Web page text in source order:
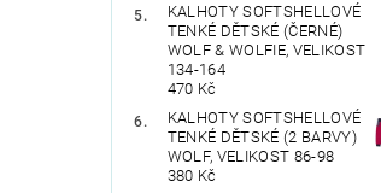
KALHOTY SOFTSHELLOVÉ
TENKÉ DĚTSKÉ (ČERNÉ)
WOLF & WOLFIE, VELIKOST
134-164
470 Kč
KALHOTY SOFTSHELLOVÉ
TENKÉ DĚTSKÉ (2 BARVY)
WOLF, VELIKOST 86-98
380 Kč